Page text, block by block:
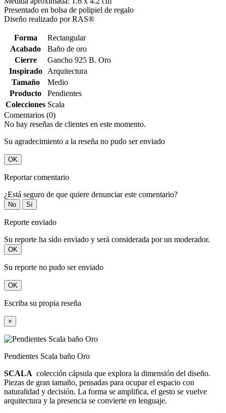
Presentado en bolsa de polipiel de regalo
Diseño realizado por RAS®
Forma
Rectangular
Acabado
Baño de oro
Cierre
Gancho 925 B. Oro
Inspirado
Arquitectura
Tamaño
Medio
Producto
Pendientes
Colecciones Scala
Comentarios (0)
No hay reseñas de clientes en este momento.
Su agradecimiento a la reseña no pudo ser enviado
OK
Reportar comentario
¿Está seguro de que quiere denunciar este comentario?
No Sí
Reporte enviado
Su reporte ha sido enviado y será considerada por un moderador.
OK
Su reporte no pudo ser enviado
OK
Escriba su propia reseña
×
Pendientes Scala baño Oro
SCALA colección cápsula que explora la dimensión del diseño.
Piezas de gran tamaño, pensadas para ocupar el espacio con
naturalidad y decisión. La forma se amplifica, el gesto se vuelve
arquitectura y la presencia se convierte en lenguaje.